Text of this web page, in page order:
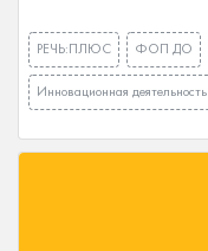
РЕЧЬ:ПЛЮС ФОП ДО
Инновационная деятельность